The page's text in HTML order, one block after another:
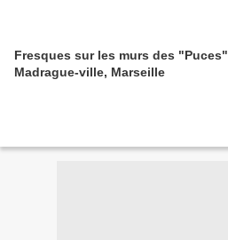
Fresques sur les murs des "Puces"
Madrague-ville, Marseille